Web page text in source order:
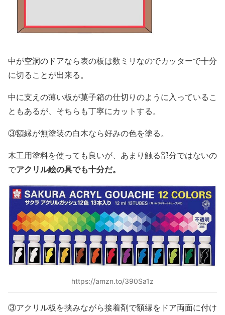
中が空洞のドアなら表の板は数ミリなのでカッターで十分
に切ることが出来る。
中に支えの薄い板が菓子箱の仕切りのように入っているこ
ともあるが、そちらも丁寧にカットする。
③額縁が無塗装の白木なら好みの色を塗る。
木工用塗料を使っても良いが、あまり触る部分ではないの
でアクリル絵の具でも十分だ。
https://amzn.to/390Sa1z
③アクリル板を挟みながら接着剤で額縁をドア両面に付け